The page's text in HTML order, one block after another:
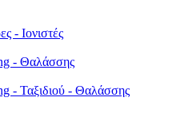
- Ιονιστές
- Θαλάσσης
- Ταξιδιού - Θαλάσσης